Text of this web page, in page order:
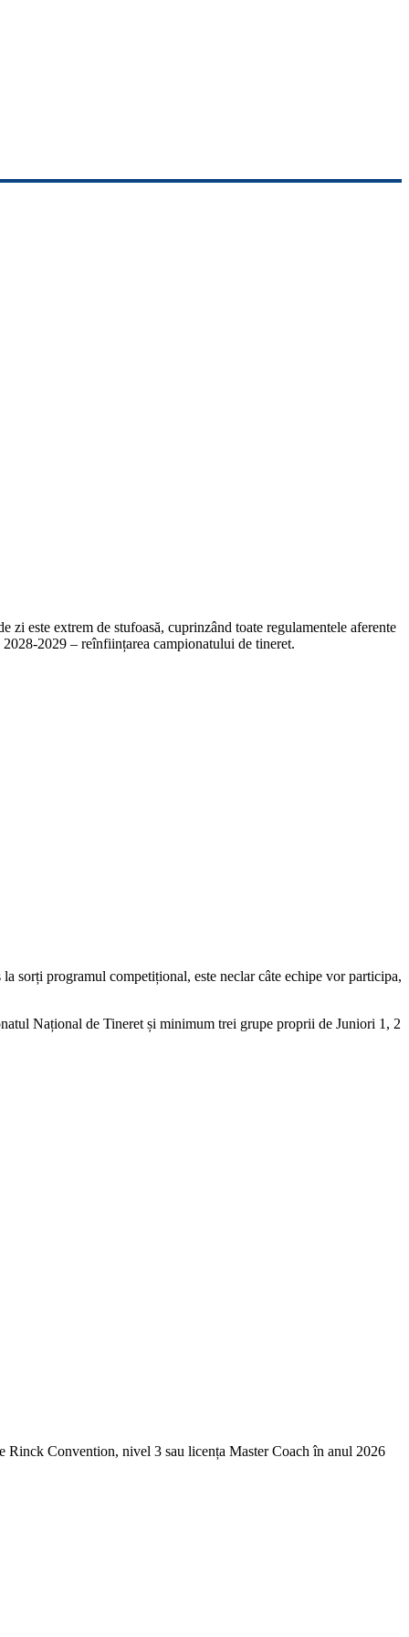
este extrem de stufoasă, cuprinzând toate regulamentele aferente
2029 – reînființarea campionatului de tineret.
sorți programul competițional, este neclar câte echipe vor participa,
Național de Tineret și minimum trei grupe proprii de Juniori 1, 2
Rinck Convention, nivel 3 sau licența Master Coach în anul 2026